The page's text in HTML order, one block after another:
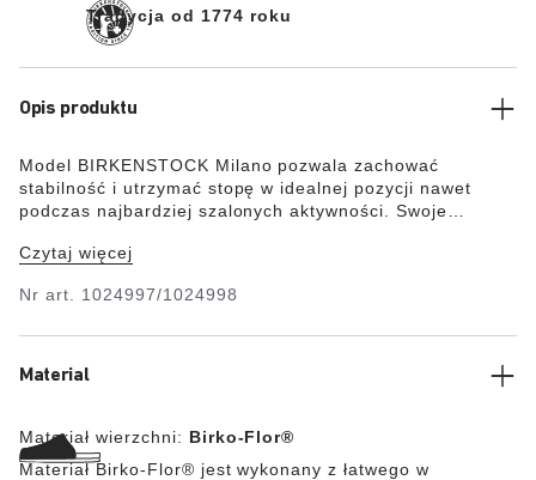
Tradycja od 1774 roku
Opis produktu
Model BIRKENSTOCK Milano pozwala zachować
stabilność i utrzymać stopę w idealnej pozycji nawet
podczas najbardziej szalonych aktywności. Swoje
która składa się z dwóch pasków poprzecznych i jednego
wygląd buta dopełniają idealnie dopasowane
Flor®.
Czytaj więcej
Nr art. 1024997/1024998
Material
Materiał wierzchni: Birko-Flor®
Materiał Birko-Flor® jest wykonany z łatwego w